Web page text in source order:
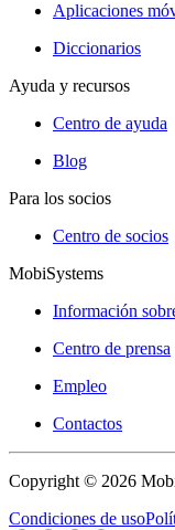
Aplicaciones
Diccionarios
Ayuda y recursos
Centro de ayuda
Blog
Para los socios
Centro de socios
MobiSystems
Información
Centro de prensa
Empleo
Contactos
Copyright © 2026
Condiciones de uso